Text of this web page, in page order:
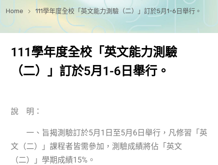
Home 111學年度全校「英文能力測驗（二）」訂於5月1-6日舉行。
111學年度全校「英文能力測驗
（二）」訂於5月1-6日舉行。
說 明：
一、旨揭測驗訂於5月 1 日至5月 6 日舉行，凡修習「英
文（二）」課程者皆需參加，測驗成績將佔「英文
（二）」學期成績15% 。